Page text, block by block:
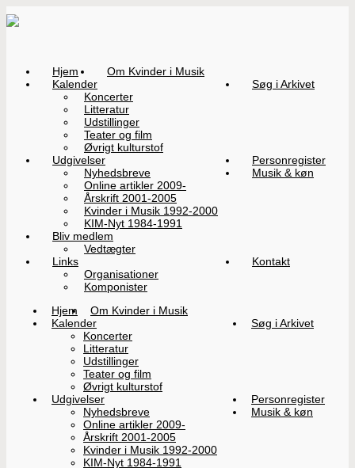
Hjem
Om Kvinder i Musik
Kalender
Koncerter
Litteratur
Udstillinger
Teater og film
Øvrigt kulturstof
Søg i Arkivet
Udgivelser
Nyhedsbreve
Online artikler 2009-
Årskrift 2001-2005
Kvinder i Musik 1992-2000
KIM-Nyt 1984-1991
Personregister
Musik & køn
Bliv medlem
Vedtægter
Links
Organisationer
Komponister
Kontakt
Hjem
Om Kvinder i Musik
Kalender
Koncerter
Litteratur
Udstillinger
Teater og film
Øvrigt kulturstof
Søg i Arkivet
Udgivelser
Nyhedsbreve
Online artikler 2009-
Årskrift 2001-2005
Kvinder i Musik 1992-2000
KIM-Nyt 1984-1991
Personregister
Musik & køn